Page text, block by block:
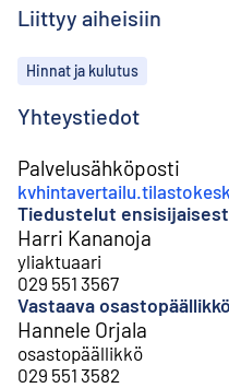
Liittyy aiheisiin
Aiheet
Hinnat ja kulutus
Yhteystiedot
Palvelusähköposti
Tiedustelut
Harri Kananoja
yliaktuaari
029 551 3567
Vastaava osastopäällikkö
Hannele Orjala
osastopäällikkö
029 551 3582